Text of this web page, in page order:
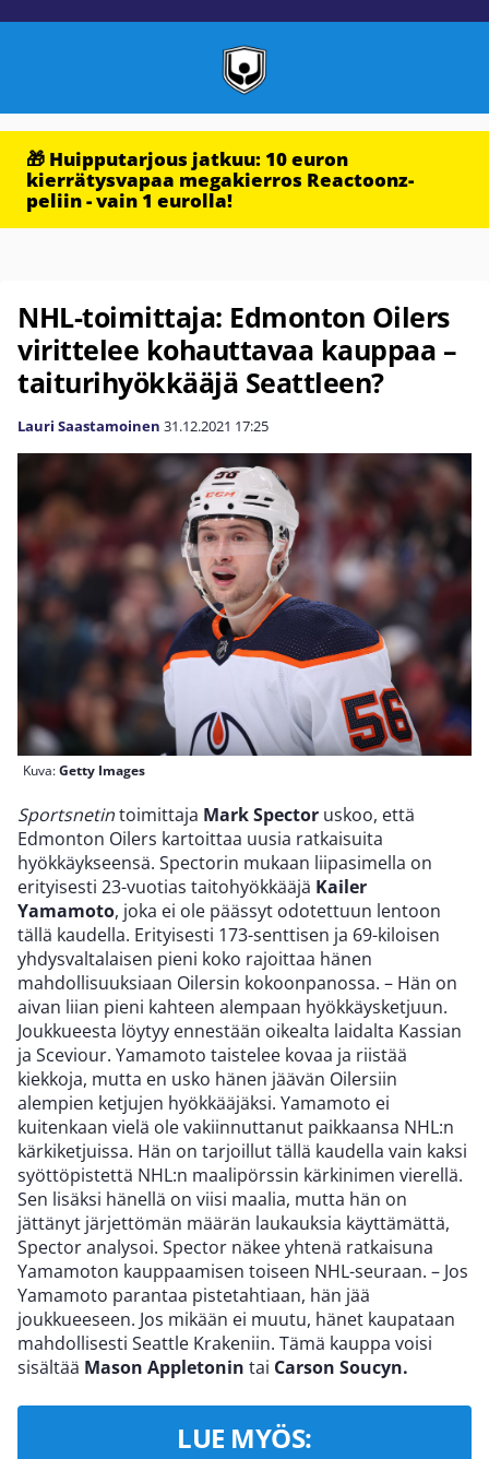
🎁 Huipputarjous jatkuu: 10 euron
kierrätysvapaa megakierros Reactoonz-
peliin - vain 1 eurolla!
NHL-toimittaja: Edmonton Oilers
virittelee kohauttavaa kauppaa –
taiturihyökkääjä Seattleen?
Lauri Saastamoinen 31.12.2021 17:25
Kuva:Getty Images
Sportsnetintoimittaja Mark Spector uskoo, että
Edmonton Oilers kartoittaa uusia ratkaisuita
hyökkäykseensä. Spectorin mukaan liipasimella on
erityisesti 23-vuotias taitohyökkääjä Kailer
Yamamoto, joka ei ole päässyt odotettuun lentoon
tällä kaudella. Erityisesti 173-senttisen ja 69-kiloisen
yhdysvaltalaisen pieni koko rajoittaa hänen
mahdollisuuksiaan Oilersin kokoonpanossa. – Hän on
aivan liian pieni kahteen alempaan hyökkäysketjuun.
Joukkueesta löytyy ennestään oikealta laidalta Kassian
ja Sceviour. Yamamoto taistelee kovaa ja riistää
kiekkoja, mutta en usko hänen jäävän Oilersiin
alempien ketjujen hyökkääjäksi. Yamamoto ei
kuitenkaan vielä ole vakiinnuttanut paikkaansa NHL:n
kärkiketjuissa. Hän on tarjoillut tällä kaudella vain kaksi
syöttöpistettä NHL:n maalipörssin kärkinimen vierellä.
Sen lisäksi hänellä on viisi maalia, mutta hän on
jättänyt järjettömän määrän laukauksia käyttämättä,
Spector analysoi. Spector näkee yhtenä ratkaisuna
Yamamoton kauppaamisen toiseen NHL-seuraan. – Jos
Yamamoto parantaa pistetahtiaan, hän jää
joukkueeseen. Jos mikään ei muutu, hänet kaupataan
mahdollisesti Seattle Krakeniin. Tämä kauppa voisi
sisältää Mason Appletonin tai Carson Soucyn.
LUE MYÖS: